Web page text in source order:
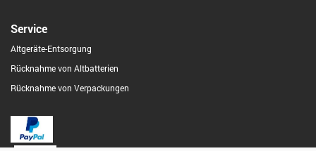
Service
Altgeräte-Entsorgung
Rücknahme von Altbatterien
Rücknahme von Verpackungen